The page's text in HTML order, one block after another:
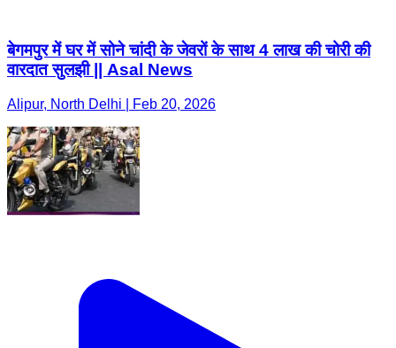
बेगमपुर में घर में सोने चांदी के जेवरों के साथ 4 लाख की चोरी की
वारदात सुलझी || Asal News
Alipur, North Delhi | Feb 20, 2026